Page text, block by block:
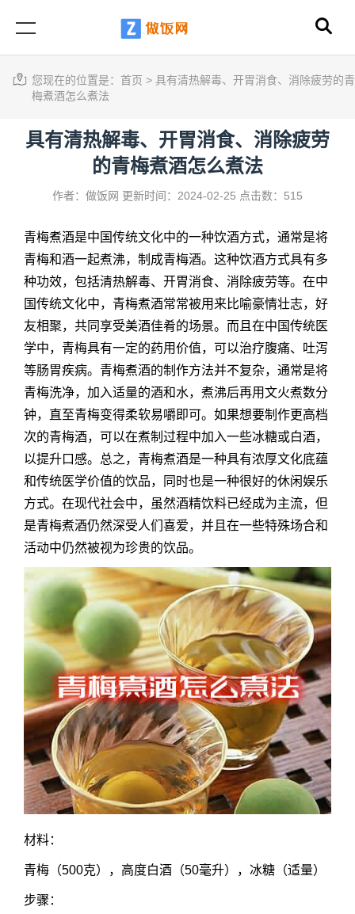
您现在的位置是： 首页 > 具有清热解毒、开胃消食、消除疲劳的青
梅煮酒怎么煮法
具有清热解毒、开胃消食、消除疲劳
的青梅煮酒怎么煮法
作者：做饭网 更新时间：2024-02-25 点击数：515
青梅煮酒是中国传统文化中的一种饮酒方式，通常是将
青梅和酒一起煮沸，制成青梅酒。这种饮酒方式具有多
种功效，包括清热解毒、开胃消食、消除疲劳等。在中
国传统文化中，青梅煮酒常常被用来比喻豪情壮志，好
友相聚，共同享受美酒佳肴的场景。而且在中国传统医
学中，青梅具有一定的药用价值，可以治疗腹痛、吐泻
等肠胃疾病。青梅煮酒的制作方法并不复杂，通常是将
青梅洗净，加入适量的酒和水，煮沸后再用文火煮数分
钟，直至青梅变得柔软易嚼即可。如果想要制作更高档
次的青梅酒，可以在煮制过程中加入一些冰糖或白酒，
以提升口感。总之，青梅煮酒是一种具有浓厚文化底蕴
和传统医学价值的饮品，同时也是一种很好的休闲娱乐
方式。在现代社会中，虽然酒精饮料已经成为主流，但
是青梅煮酒仍然深受人们喜爱，并且在一些特殊场合和
活动中仍然被视为珍贵的饮品。
材料：
青梅（500克），高度白酒（50毫升），冰糖（适量）
步骤：